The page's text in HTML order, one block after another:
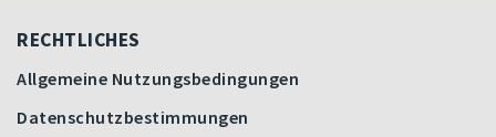
RECHTLICHES
Allgemeine Nutzungsbedingungen
Datenschutzbestimmungen